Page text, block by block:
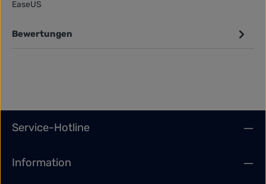
EaseUS
Bewertungen
Service-Hotline
Information